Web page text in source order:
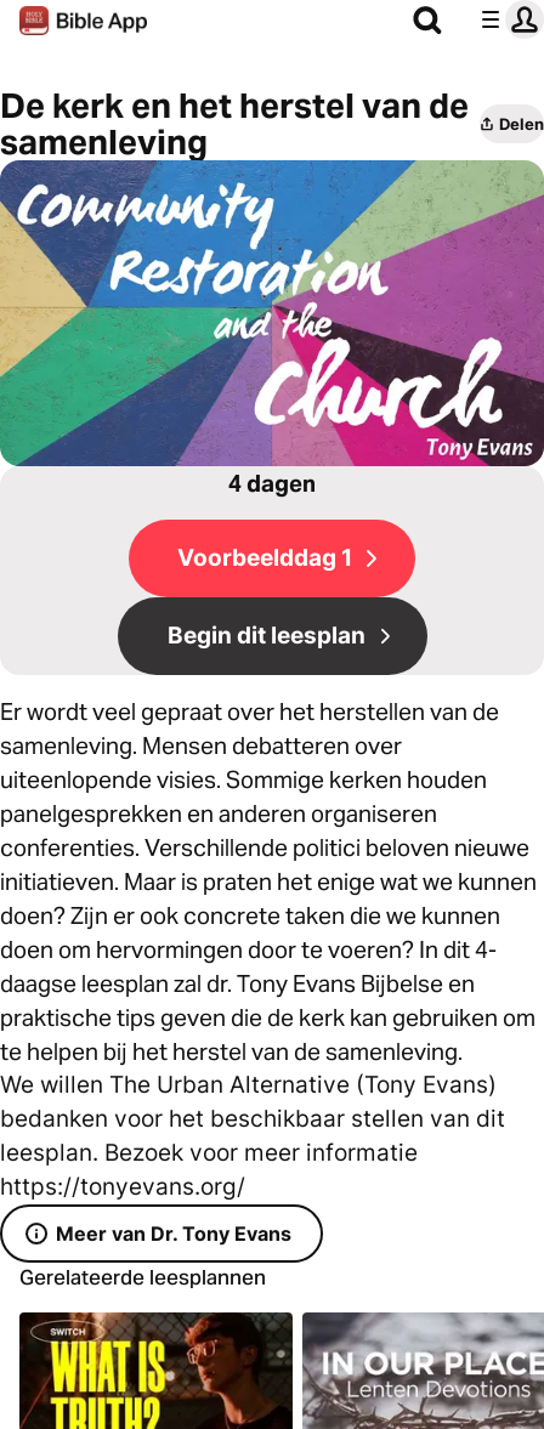
De kerk en het herstel van de
samenleving
Delen
4 dagen
Voorbeelddag 1
Begin dit leesplan
Er wordt veel gepraat over het herstellen van de
samenleving. Mensen debatteren over
uiteenlopende visies. Sommige kerken houden
panelgesprekken en anderen organiseren
conferenties. Verschillende politici beloven nieuwe
initiatieven. Maar is praten het enige wat we kunnen
doen? Zijn er ook concrete taken die we kunnen
doen om hervormingen door te voeren? In dit 4-
daagse leesplan zal dr. Tony Evans Bijbelse en
praktische tips geven die de kerk kan gebruiken om
te helpen bij het herstel van de samenleving.
We willen The Urban Alternative (Tony Evans)
bedanken voor het beschikbaar stellen van dit
leesplan. Bezoek voor meer informatie
https://tonyevans.org/
Meer van Dr. Tony Evans
Gerelateerde leesplannen